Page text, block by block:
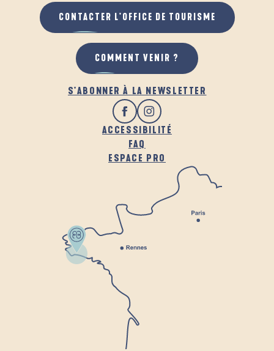
AU GRAND AIR
S'ABONNER À LA NEWSLETTER
ACCESSIBILITÉ
FAQ
ESPACE PRO
CONTACTER L'OFFICE DE TOURISME
COMMENT VENIR ?